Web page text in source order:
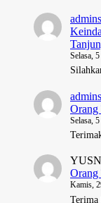
Selasa,
Selasa,
Kamis,
Terima